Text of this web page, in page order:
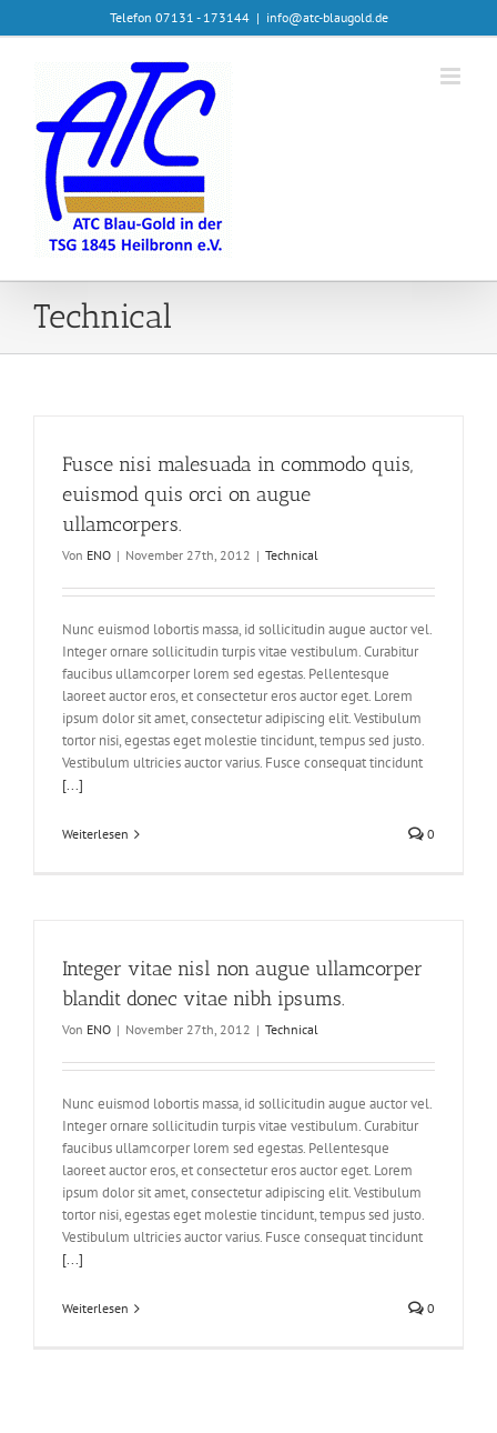
Inhalt
Telefon 07131 - 173144 | info@atc-blaugold.de
Technical
Fusce nisi malesuada in commodo quis,
euismod quis orci on augue
ullamcorpers.
Von ENO | November 27th, 2012 | Technical
Nunc euismod lobortis massa, id sollicitudin augue auctor vel.
Integer ornare sollicitudin turpis vitae vestibulum. Curabitur
faucibus ullamcorper lorem sed egestas. Pellentesque
laoreet auctor eros, et consectetur eros auctor eget. Lorem
ipsum dolor sit amet, consectetur adipiscing elit. Vestibulum
tortor nisi, egestas eget molestie tincidunt, tempus sed justo.
Vestibulum ultricies auctor varius. Fusce consequat tincidunt
[...]
Weiterlesen 0
Integer vitae nisl non augue ullamcorper
blandit donec vitae nibh ipsums.
Von ENO | November 27th, 2012 | Technical
Nunc euismod lobortis massa, id sollicitudin augue auctor vel.
Integer ornare sollicitudin turpis vitae vestibulum. Curabitur
faucibus ullamcorper lorem sed egestas. Pellentesque
laoreet auctor eros, et consectetur eros auctor eget. Lorem
ipsum dolor sit amet, consectetur adipiscing elit. Vestibulum
tortor nisi, egestas eget molestie tincidunt, tempus sed justo.
Vestibulum ultricies auctor varius. Fusce consequat tincidunt
[...]
Weiterlesen 0